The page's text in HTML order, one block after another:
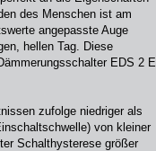
des Menschen ist am
angepasste Auge
hellen Tag. Diese
EDS 2 E
zufolge niedriger als
von kleiner
Schalthysterese größer